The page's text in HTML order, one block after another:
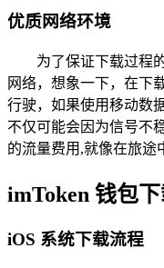
优质网络环境
为了保证下载过程
网络，想象一下，在下
行驶，如果使用移动数
不仅可能会因为信号不
的流量费用,就像在旅途
imToken 钱包
iOS 系统下载流程